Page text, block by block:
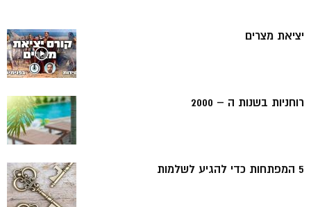
יציאת מצרים
רוחניות בשנות ה – 2000
5 המפתחות כדי להגיע לשלמות